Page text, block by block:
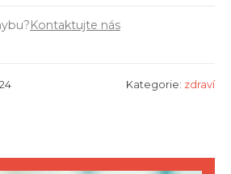
Kontaktujte nás
Kategorie: zdraví